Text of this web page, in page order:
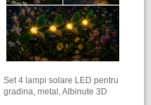
Set 4 lampi solare LED pentru
gradina, metal, Albinute 3D